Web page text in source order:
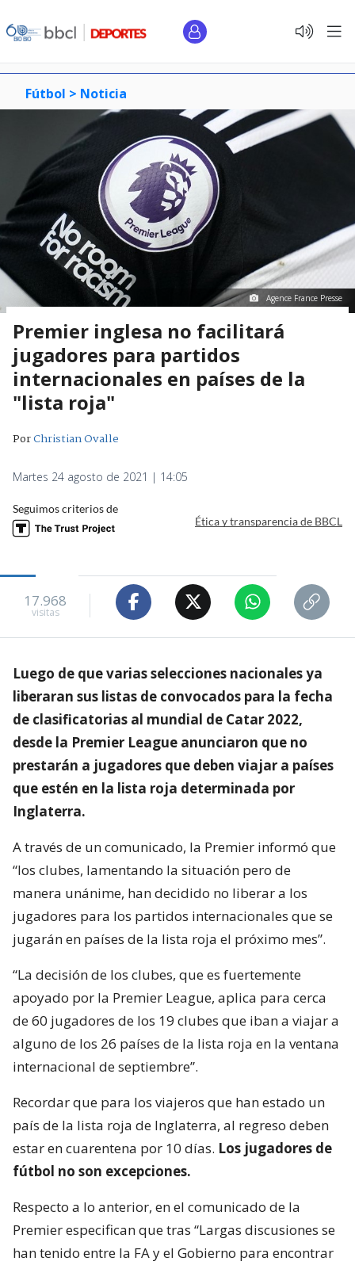
Fútbol > Noticia
Agence France Presse
Premier inglesa no facilitará
jugadores para partidos
internacionales en países de la
"lista roja"
PorChristian Ovalle
Martes 24 agosto de 2021 | 14:05
Seguimos criterios de
Ética y transparencia de BBCL
17.968
visitas
Luego de que varias selecciones nacionales ya
liberaran sus listas de convocados para la fecha
de clasificatorias al mundial de Catar 2022,
desde la Premier League anunciaron que no
prestarán a jugadores que deben viajar a países
que estén en la lista roja determinada por
Inglaterra.
A través de un comunicado, la Premier informó que
“los clubes, lamentando la situación pero de
manera unánime, han decidido no liberar a los
jugadores para los partidos internacionales que se
jugarán en países de la lista roja el próximo mes”.
“La decisión de los clubes, que es fuertemente
apoyado por la Premier League, aplica para cerca
de 60 jugadores de los 19 clubes que iban a viajar a
alguno de los 26 países de la lista roja en la ventana
internacional de septiembre”.
Recordar que para los viajeros que han estado un
país de la lista roja de Inglaterra, al regreso deben
estar en cuarentena por 10 días. Los jugadores de
fútbol no son excepciones.
Respecto a lo anterior, en el comunicado de la
Premier especifican que tras “Largas discusiones se
han tenido entre la FA y el Gobierno para encontrar